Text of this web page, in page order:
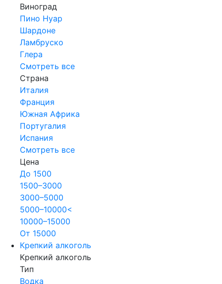
Виноград
Пино Нуар
Шардоне
Ламбруско
Глера
Смотреть все
Страна
Италия
Франция
Южная Африка
Португалия
Испания
Смотреть все
Цена
До 1500
1500–3000
3000–5000
5000–10000<
10000–15000
От 15000
Крепкий алкоголь
Крепкий алкоголь
Тип
Водка